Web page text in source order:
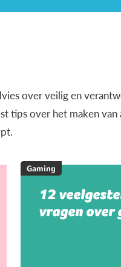
over veilig en
tips over het maken
Gaming
12
vragen over